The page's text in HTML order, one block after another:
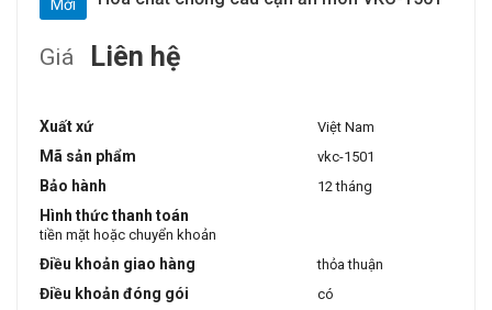
Mới
Giá Liên hệ
Xuất xứ Việt Nam
Mã sản phẩm vkc-1501
Bảo hành 12 tháng
Hình thức thanh toán
tiền mặt hoặc chuyển khoản
Điều khoản giao hàng thỏa thuận
Điều khoản đóng gói có